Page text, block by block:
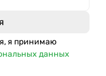
я принимаю
данных